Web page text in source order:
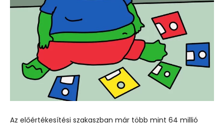
Az előértékesítési szakaszban már több mint 64 millió